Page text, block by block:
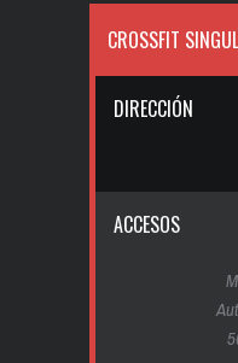
CROSSFIT
DIRECCIÓN
ACCESOS